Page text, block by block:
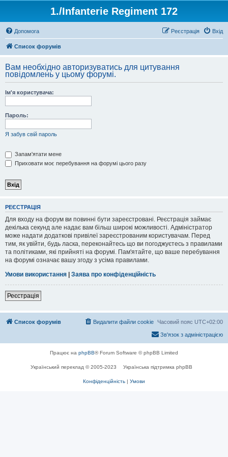
1./Infanterie Regiment 172
Допомога Вхід
Реєстрація
Список форумів
Вам необхідно авторизуватись для цитування
повідомлень у цьому форумі.
Ім'я користувача:
Пароль:
Я забув свій пароль
Запам'ятати мене
Приховати моє перебування на форумі цього разу
РЕЄСТРАЦІЯ
Для входу на форум ви повинні бути зареєстровані. Реєстрація займає
декілька секунд але надає вам більш широкі можливості. Адміністратор
може надати додаткові привілеї зареєстрованим користувачам. Перед
тим, як увійти, будь ласка, переконайтесь що ви погоджуєтесь з правилами
та політиками, які прийняті на форумі. Пам'ятайте, що ваше перебування
на форумі означає вашу згоду з усіма правилами.
Умови використання | Заява про конфіденційність
Реєстрація
Список форумів Часовий пояс UTC+02:00
Видалити файли cookie
Зв'язок з адміністрацією
Працює на phpBB® Forum Software © phpBB Limited
Український переклад © 2005-2023 Українська підтримка phpBB
Конфіденційність | Умови